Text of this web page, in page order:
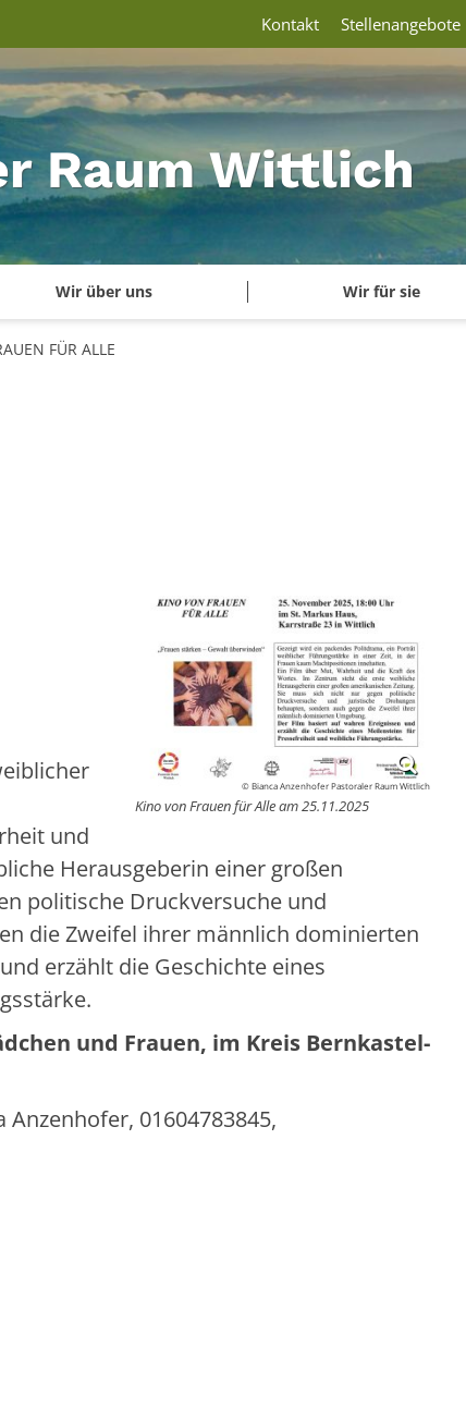
Raum Wittlich
Wir über uns Wir für sie
Kontakt Stellenangebote
FÜR ALLE
© Bianca Anzenhofer Pastoraler Raum Wittlich
Kino von Frauen für Alle am 25.11.2025
und
Herausgeberin einer großen
politische Druckversuche und
die Zweifel ihrer männlich dominierten
erzählt die Geschichte eines
und Frauen, im Kreis Bernkastel-
01604783845,